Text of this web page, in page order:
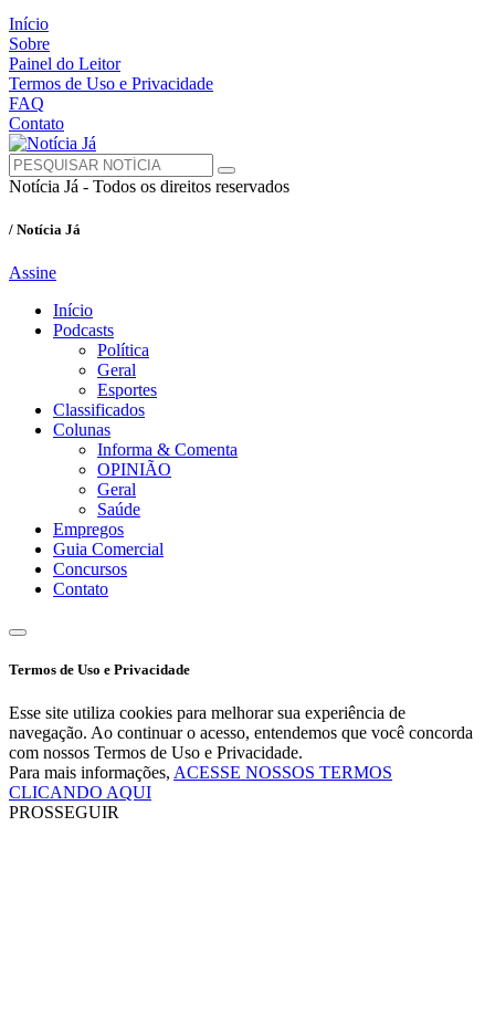
Início
Sobre
Painel do Leitor
Termos de Uso e Privacidade
FAQ
Contato
Notícia Já - Todos os direitos reservados
/ Notícia Já
Assine
Início
Podcasts
Política
Geral
Esportes
Classificados
Colunas
Informa & Comenta
OPINIÃO
Geral
Saúde
Empregos
Guia Comercial
Concursos
Contato
Termos de Uso e Privacidade
Esse site utiliza cookies para melhorar sua experiência de
navegação. Ao continuar o acesso, entendemos que você concorda
com nossos Termos de Uso e Privacidade.
Para mais informações, ACESSE NOSSOS TERMOS
CLICANDO AQUI
PROSSEGUIR